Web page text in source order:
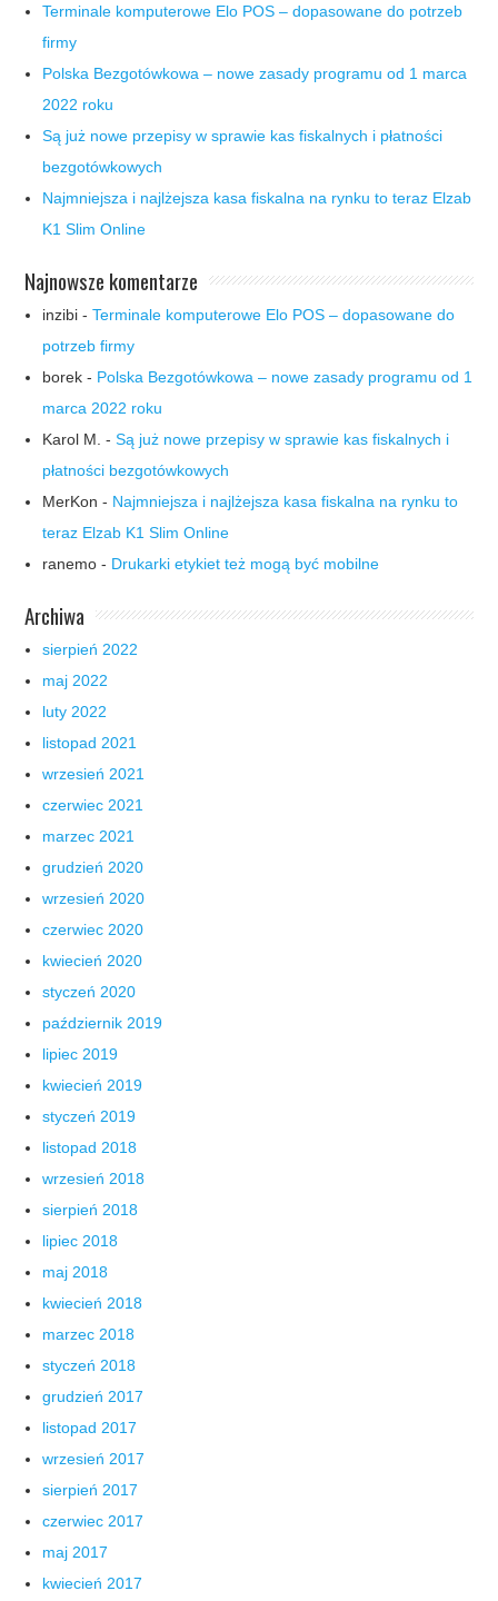
Terminale komputerowe Elo POS – dopasowane do potrzeb
firmy
Polska Bezgotówkowa – nowe zasady programu od 1 marca
2022 roku
Są już nowe przepisy w sprawie kas fiskalnych i płatności
bezgotówkowych
Najmniejsza i najlżejsza kasa fiskalna na rynku to teraz Elzab
K1 Slim Online
Najnowsze komentarze
inzibi -Terminale komputerowe Elo POS – dopasowane do
potrzeb firmy
borek - Polska Bezgotówkowa – nowe zasady programu od 1
marca 2022 roku
Karol M. -Są już nowe przepisy w sprawie kas fiskalnych i
płatności bezgotówkowych
MerKon - Najmniejsza i najlżejsza kasa fiskalna na rynku to
teraz Elzab K1 Slim Online
ranemo - Drukarki etykiet też mogą być mobilne
Archiwa
sierpień 2022
maj 2022
luty 2022
listopad 2021
wrzesień 2021
czerwiec 2021
marzec 2021
grudzień 2020
wrzesień 2020
czerwiec 2020
kwiecień 2020
styczeń 2020
październik 2019
lipiec 2019
kwiecień 2019
styczeń 2019
listopad 2018
wrzesień 2018
sierpień 2018
lipiec 2018
maj 2018
kwiecień 2018
marzec 2018
styczeń 2018
grudzień 2017
listopad 2017
wrzesień 2017
sierpień 2017
czerwiec 2017
maj 2017
kwiecień 2017